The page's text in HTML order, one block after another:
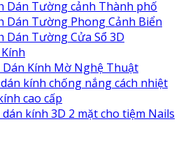
Dán Tường cảnh Thành phố
Dán Tường Phong Cảnh Biển
Dán Tường Cửa Sổ 3D
Dán Kính Mờ Nghệ Thuật
kính chống nắng cách nhiệt
cao cấp
dán kính 3D 2 mặt cho tiệm Nails